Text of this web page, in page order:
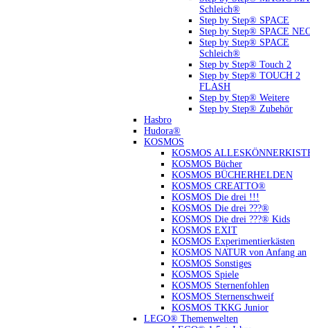
Schleich®
Step by Step® SPACE
Step by Step® SPACE
Step by Step® SPACE
Schleich®
Step by Step® Touch 2
Step by Step® TOUCH 2
FLASH
Step by Step® Weitere
Step by Step® Zubehör
Hasbro
Hudora®
KOSMOS
KOSMOS
KOSMOS Bücher
KOSMOS BÜCHERHELDEN
KOSMOS CREATTO®
KOSMOS Die drei !!!
KOSMOS Die drei ???®
KOSMOS Die drei ???® Kids
KOSMOS EXIT
KOSMOS Experimentierkästen
KOSMOS NATUR von Anfang an
KOSMOS Sonstiges
KOSMOS Spiele
KOSMOS Sternenfohlen
KOSMOS Sternenschweif
KOSMOS TKKG Junior
LEGO® Themenwelten